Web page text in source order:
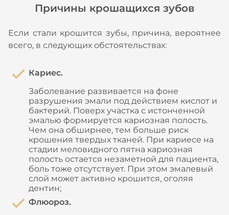
Причины крошащихся зубов
Если стали крошится зубы, причина, вероятнее
всего, в следующих обстоятельствах:
Кариес.
Заболевание развивается на фоне
разрушения эмали под действием кислот и
бактерий. Поверх участка с истонченной
эмалью формируется кариозная полость.
Чем она обширнее, тем больше риск
крошения твердых тканей. При кариесе на
стадии меловидного пятна кариозная
полость остается незаметной для пациента,
боль тоже отсутствует. При этом эмалевый
слой может активно крошится, оголяя
дентин;
Флюороз.